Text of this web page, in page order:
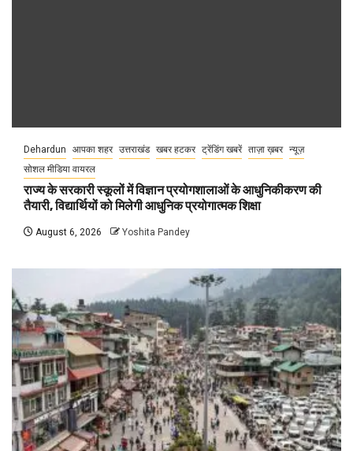
Dehardun आपका शहर उत्तराखंड खबर हटकर ट्रेंडिंग खबरें ताज़ा ख़बर न्यूज़
सोशल मीडिया वायरल
राज्य के सरकारी स्कूलों में विज्ञान प्रयोगशालाओं के आधुनिकीकरण की
तैयारी, विद्यार्थियों को मिलेगी आधुनिक प्रयोगात्मक शिक्षा
August 6, 2026 Yoshita Pandey